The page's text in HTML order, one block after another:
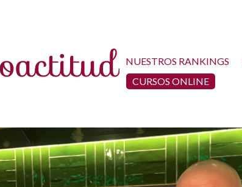
NUESTROS RANKINGS
CURSOS ONLINE